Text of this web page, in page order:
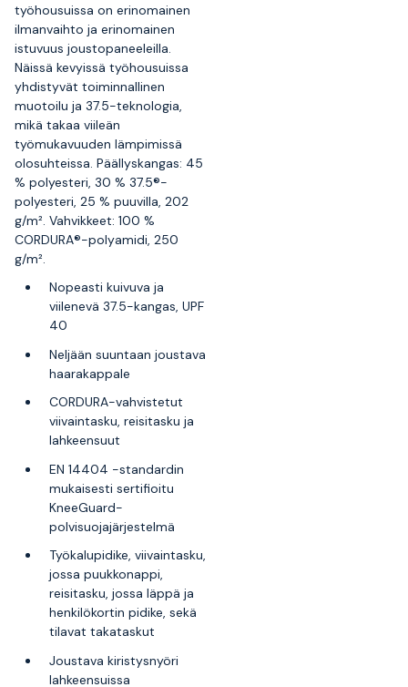
työhousuissa on erinomainen
ilmanvaihto ja erinomainen
istuvuus joustopaneeleilla.
Näissä kevyissä työhousuissa
yhdistyvät toiminnallinen
muotoilu ja 37.5-teknologia,
mikä takaa viileän
työmukavuuden lämpimissä
olosuhteissa. Päällyskangas: 45
% polyesteri, 30 % 37.5®-
polyesteri, 25 % puuvilla, 202
g/m². Vahvikkeet: 100 %
CORDURA®-polyamidi, 250
g/m².
Nopeasti kuivuva ja
viilenevä 37.5-kangas, UPF
40
Neljään suuntaan joustava
haarakappale
CORDURA-vahvistetut
viivaintasku, reisitasku ja
lahkeensuut
EN 14404 -standardin
mukaisesti sertifioitu
KneeGuard-
polvisuojajärjestelmä
Työkalupidike, viivaintasku,
jossa puukkonappi,
reisitasku, jossa läppä ja
henkilökortin pidike, sekä
tilavat takataskut
Joustava kiristysnyöri
lahkeensuissa